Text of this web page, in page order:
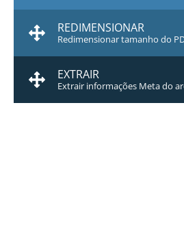
REDIMENSIONAR
Redimensionar tamanho do
EXTRAIR
Extrair informações Meta do